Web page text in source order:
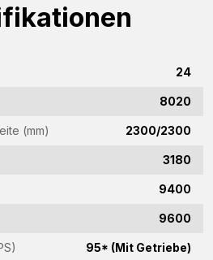
24
8020
(mm) 2300/2300
3180
9400
9600
95* (Mit Getriebe)